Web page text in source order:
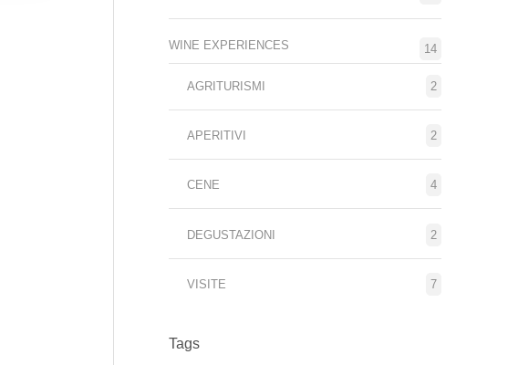
WINE EXPERIENCES 14
AGRITURISMI 2
APERITIVI 2
CENE 4
DEGUSTAZIONI 2
VISITE 7
Tags